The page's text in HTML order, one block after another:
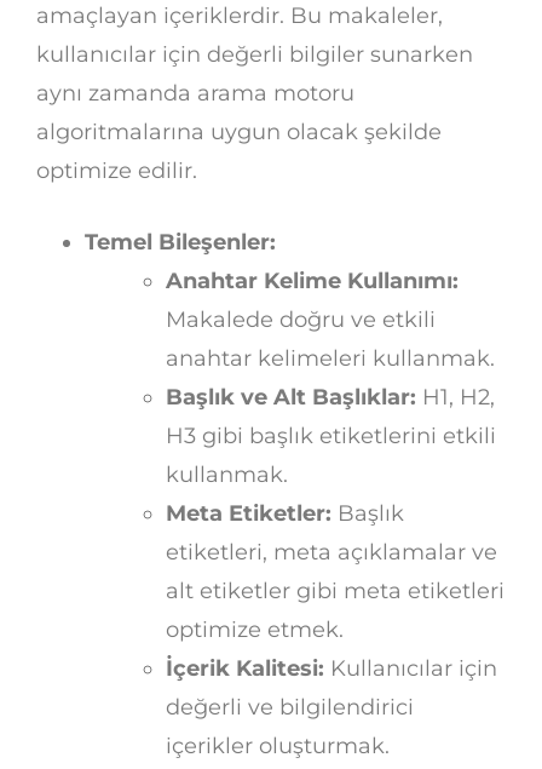
amaçlayan içeriklerdir. Bu makaleler,
kullanıcılar için değerli bilgiler sunarken
aynı zamanda arama motoru
algoritmalarına uygun olacak şekilde
optimize edilir.
Temel Bileşenler:
Anahtar Kelime Kullanımı:
Makalede doğru ve etkili
anahtar kelimeleri kullanmak.
Başlık ve Alt Başlıklar: H1, H2,
H3 gibi başlık etiketlerini etkili
kullanmak.
Meta Etiketler: Başlık
etiketleri, meta açıklamalar ve
alt etiketler gibi meta etiketleri
optimize etmek.
İçerik Kalitesi: Kullanıcılar için
değerli ve bilgilendirici
içerikler oluşturmak.